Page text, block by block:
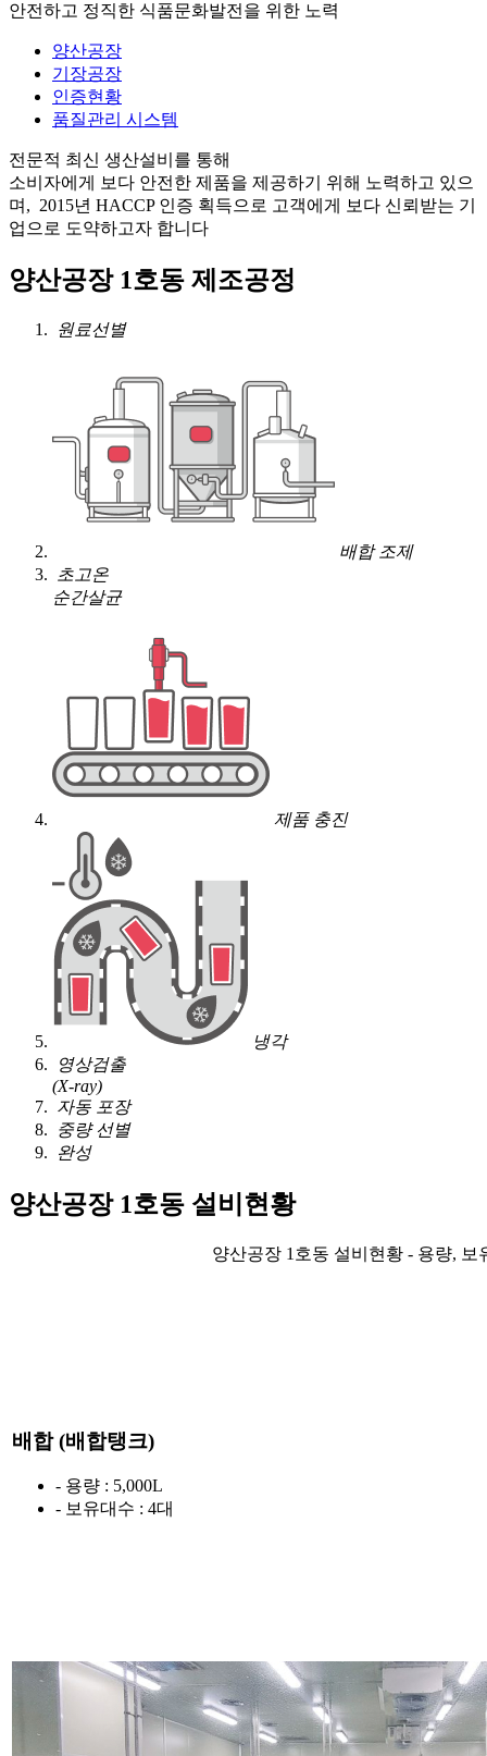
안전하고 정직한 식품문화발전을 위한 노력
양산공장
기장공장
인증현황
품질관리 시스템
전문적 최신 생산설비를 통해
소비자에게 보다 안전한 제품을 제공하기 위해 노력하고 있으
며, 2015년 HACCP 인증 획득으로 고객에게 보다 신뢰받는 기
업으로 도약하고자 합니다
양산공장 1호동 제조공정
원료선별
배합 조제
초고온
순간살균
제품 충진
냉각
영상검출
(X-ray)
자동 포장
중량 선별
완성
양산공장 1호동 설비현황
양산공장 1호동 설비현황 - 용량, 보
배합 (배합탱크)
- 용량 : 5,000L
- 보유대수 : 4대